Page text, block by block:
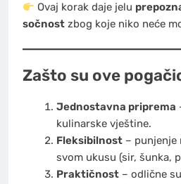
Ovaj korak daje jelu
sočnost zbog koje niko neće
Zašto su ove
Jednostavna priprema
kulinarske vještine.
Fleksibilnost– punjenje
svom ukusu (sir, šunka,
Praktičnost– odlične